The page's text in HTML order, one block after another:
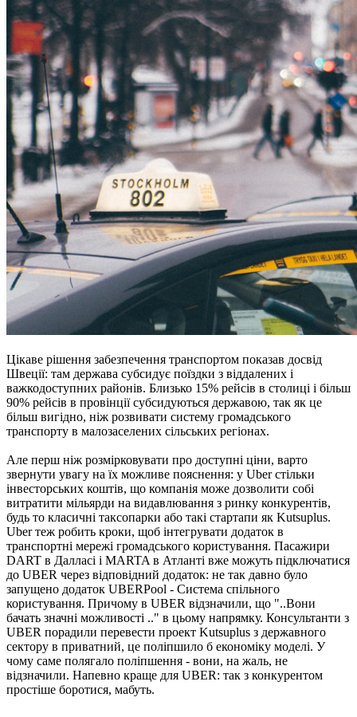
Цікаве рішення забезпечення транспортом показав досвід
Швеції: там держава субсидує поїздки з віддалених і
важкодоступних районів. Близько 15% рейсів в столиці і більш
90% рейсів в провінції субсидуються державою, так як це
більш вигідно, ніж розвивати систему громадського
транспорту в малозаселених сільських регіонах.
Але перш ніж розмірковувати про доступні ціни, варто
звернути увагу на їх можливе пояснення: у Uber стільки
інвесторських коштів, що компанія може дозволити собі
витратити мільярди на видавлювання з ринку конкурентів,
будь то класичні таксопарки або такі стартапи як Kutsuplus.
Uber теж робить кроки, щоб інтегрувати додаток в
транспортні мережі громадського користування. Пасажири
DART в Далласі і MARTA в Атланті вже можуть підключатися
до UBER через відповідний додаток: не так давно було
запущено додаток UBERPool - Система спільного
користування. Причому в UBER відзначили, що "..Вони
бачать значні можливості .." в цьому напрямку. Консультанти з
UBER порадили перевести проект Kutsuplus з державного
сектору в приватний, це поліпшило б економіку моделі. У
чому саме полягало поліпшення - вони, на жаль, не
відзначили. Напевно краще для UBER: так з конкурентом
простіше боротися, мабуть.